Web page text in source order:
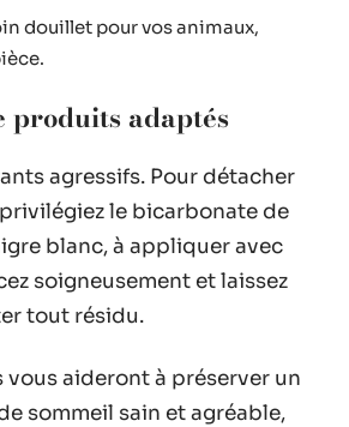
douillet pour vos animaux,
produits adaptés
agressifs. Pour détacher
le bicarbonate de
blanc, à appliquer avec
soigneusement et laissez
tout résidu.
vous aideront à préserver un
sommeil sain et agréable,